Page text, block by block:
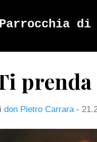
Parrocchia di
don Pietro Carrara -